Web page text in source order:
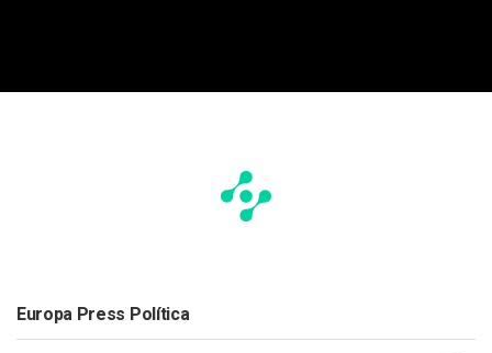
Europa Press Política